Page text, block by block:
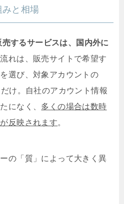
と相場
するサービスは、国内外に
れは、販売サイトで希望す
選び、対象アカウントの
け。自社のアカウント情報
になく、 多くの場合は数時
反映されます。
の「質」によって大きく異